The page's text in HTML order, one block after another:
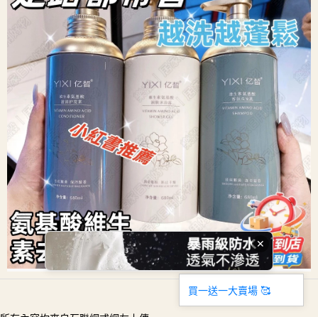
買一送一大賣場 🥰
✕